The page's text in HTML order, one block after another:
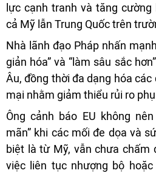
lực cạnh tranh và tăng
cả Mỹ lẫn Trung Quốc trên
Nhà lãnh đạo Pháp nhấn
giản hóa” và “làm sâu sắc
Âu, đồng thời đa dạng hóa
mại nhằm giảm thiểu rủi ro
Ông cảnh báo EU không
mãn” khi các mối đe dọa và
biệt là từ Mỹ, vẫn chưa chấm
việc liên tục nhượng bộ